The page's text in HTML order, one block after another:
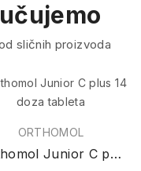
sličnih proizvoda
ORTHOMOL
Orthomol Junior C plus 14 doza tableta